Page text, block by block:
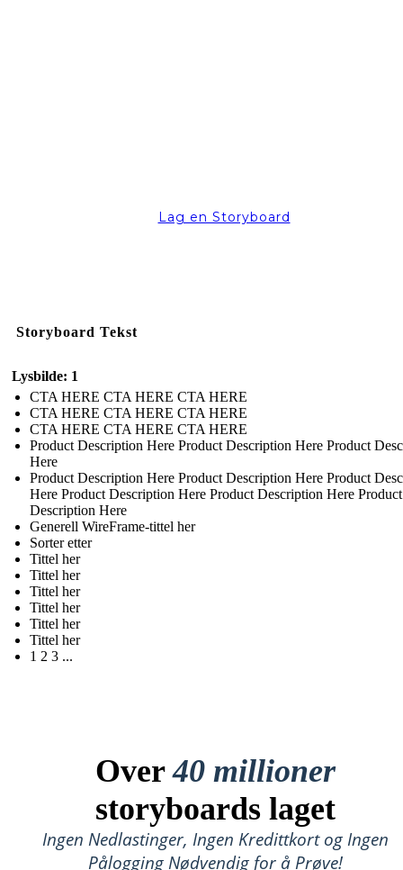
Lag en Storyboard
Storyboard Tekst
Lysbilde: 1
CTA HERE CTA HERE CTA HERE
CTA HERE CTA HERE CTA HERE
CTA HERE CTA HERE CTA HERE
Product Description Here Product Description Here Product
Here
Product Description Here Product Description Here Product
Here Product Description Here Product Description Here Product
Description Here
Generell WireFrame-tittel her
Sorter etter
Tittel her
Tittel her
Tittel her
Tittel her
Tittel her
Tittel her
1 2 3 ...
Over40 millioner
storyboards laget
Ingen Nedlastinger, Ingen Kredittkort og Ingen
Pålogging Nødvendig for å Prøve!